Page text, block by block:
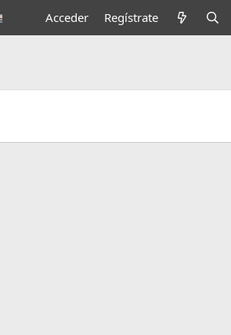
Acceder Regístrate